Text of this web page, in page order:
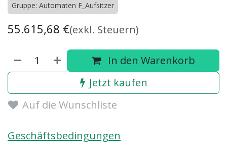
Gruppe: Automaten F_Aufsitzer
55.615,68 €(exkl. Steuern)
In den Warenkorb
Jetzt kaufen
Auf die Wunschliste
Geschäftsbedingungen